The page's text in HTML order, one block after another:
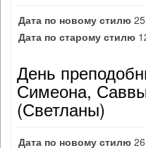
Дата по новому стилю
Дата по старому стилю
День
Симеона,
(Светланы)
Дата по новому стилю